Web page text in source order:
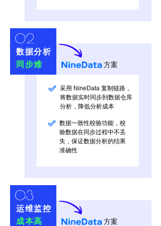
采用 NineData 复制链路，
将数据实时同步到数据仓库
分析，降低分析成本
数据一致性校验功能，校
验数据在同步过程中不丢
失，保证数据分析的结果
准确性
方案
数据分析
同步难
方案
运维监控
成本高